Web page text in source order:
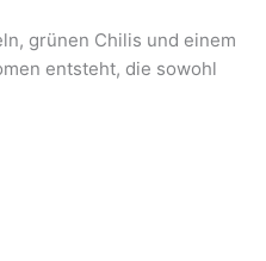
grünen Chilis und einem
entsteht, die sowohl